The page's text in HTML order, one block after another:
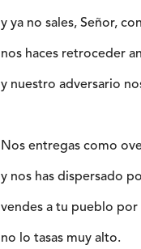
y ya no sales, Señor,
nos haces retroceder
y nuestro adversario
Nos entregas como
y nos has dispersado
vendes a tu pueblo por
no lo tasas muy alto.